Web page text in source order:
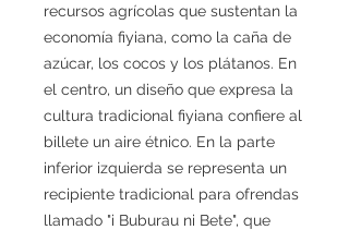
recursos agrícolas que sustentan la
economía fiyiana, como la caña de
azúcar, los cocos y los plátanos. En
el centro, un diseño que expresa la
cultura tradicional fiyiana confiere al
billete un aire étnico. En la parte
inferior izquierda se representa un
recipiente tradicional para ofrendas
llamado "i Buburau ni Bete", que